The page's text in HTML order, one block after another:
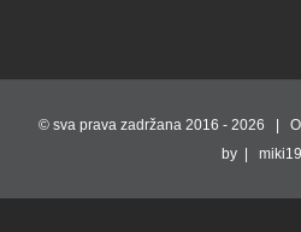
© sva prava zadržana 2016 - 2026 |
by |